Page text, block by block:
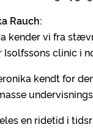
Rauch:
kender vi fra
Isolfssons clinic i
kendt for
en ridetid i